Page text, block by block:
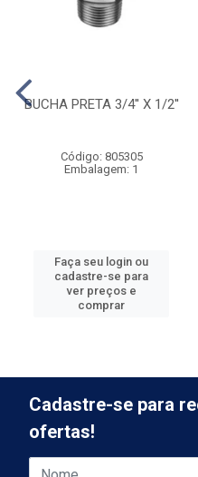
BUCHA PRETA 3/4'' X 1/2''
Código: 805305
Embalagem: 1
Faça seu login ou
cadastre-se para
ver preços e
comprar
Cadastre-se para
ofertas!